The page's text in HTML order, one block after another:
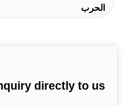
الحرب
directly to us